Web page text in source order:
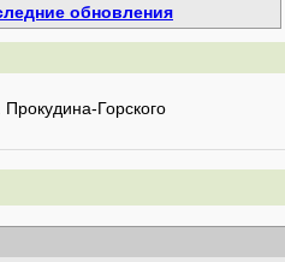
обновления
Горского